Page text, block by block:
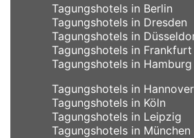
Tagungshotels in Berlin
Tagungshotels in Dresden
Tagungshotels in
Tagungshotels in
Tagungshotels in Hamburg
Tagungshotels in Hannover
Tagungshotels in Köln
Tagungshotels in Leipzig
Tagungshotels in München